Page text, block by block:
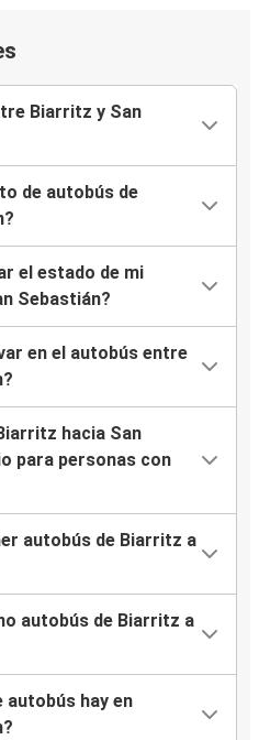
Biarritz y San
de autobús de
el estado de mi
Sebastián?
en el autobús entre
hacia San
para personas con
autobús de Biarritz a
autobús de Biarritz a
autobús hay en